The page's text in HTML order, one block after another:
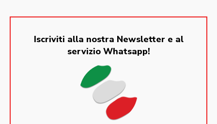
Iscriviti alla nostra Newsletter e al
servizio Whatsapp!